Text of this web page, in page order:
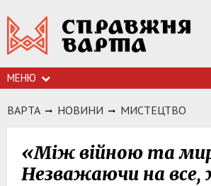
МЕНЮ
ВАРТА НОВИНИ МИСТЕЦТВО
«Між війною та
Незважаючи на